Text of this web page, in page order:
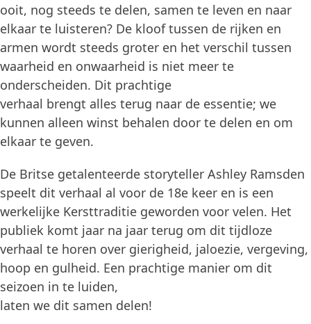
ooit, nog steeds te delen, samen te leven en naar
elkaar te luisteren? De kloof tussen de rijken en
armen wordt steeds groter en het verschil tussen
waarheid en onwaarheid is niet meer te
onderscheiden. Dit prachtige
verhaal brengt alles terug naar de essentie; we
kunnen alleen winst behalen door te delen en om
elkaar te geven.
De Britse getalenteerde storyteller Ashley Ramsden
speelt dit verhaal al voor de 18e keer en is een
werkelijke Kersttraditie geworden voor velen. Het
publiek komt jaar na jaar terug om dit tijdloze
verhaal te horen over gierigheid, jaloezie, vergeving,
hoop en gulheid. Een prachtige manier om dit
seizoen in te luiden,
laten we dit samen delen!